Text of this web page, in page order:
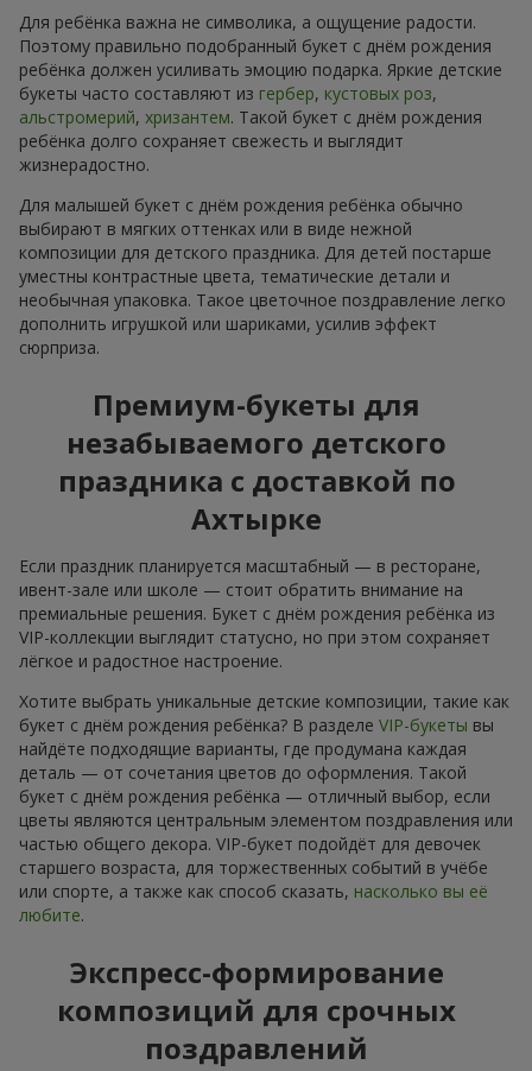
Для ребёнка важна не символика, а ощущение радости.
Поэтому правильно подобранный букет с днём рождения
ребёнка должен усиливать эмоцию подарка. Яркие детские
букеты часто составляют из гербер, кустовых роз,
альстромерий, хризантем. Такой букет с днём рождения
ребёнка долго сохраняет свежесть и выглядит
жизнерадостно.
Для малышей букет с днём рождения ребёнка обычно
выбирают в мягких оттенках или в виде нежной
композиции для детского праздника. Для детей постарше
уместны контрастные цвета, тематические детали и
необычная упаковка. Такое цветочное поздравление легко
дополнить игрушкой или шариками, усилив эффект
сюрприза.
Премиум-букеты для
незабываемого детского
праздника с доставкой по
Ахтырке
Если праздник планируется масштабный — в ресторане,
ивент-зале или школе — стоит обратить внимание на
премиальные решения. Букет с днём рождения ребёнка из
VIP-коллекции выглядит статусно, но при этом сохраняет
лёгкое и радостное настроение.
Хотите выбрать уникальные детские композиции, такие как
букет с днём рождения ребёнка? В разделе VIP-букеты вы
найдёте подходящие варианты, где продумана каждая
деталь — от сочетания цветов до оформления. Такой
букет с днём рождения ребёнка — отличный выбор, если
цветы являются центральным элементом поздравления или
частью общего декора. VIP-букет подойдёт для девочек
старшего возраста, для торжественных событий в учёбе
или спорте, а также как способ сказать, насколько вы её
любите.
Экспресс-формирование
композиций для срочных
поздравлений